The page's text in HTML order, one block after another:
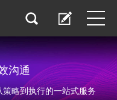
沟通
略到执行的一站式服务